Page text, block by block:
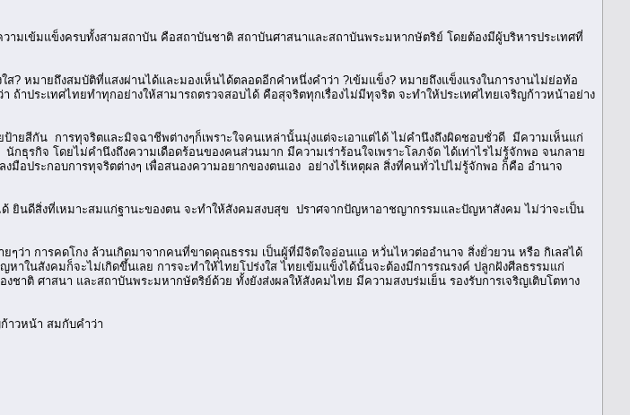
มเข้มแข็งครบทั้งสามสถาบัน คือสถาบันชาติ สถาบันศาสนาและสถาบันพระมหากษัตริย์ โดยต้องมีผู้บริหารประเทศที่
หมายถึงสมบัติที่แสงผ่านได้และมองเห็นได้ตลอดอีกคำหนึ่งคำว่า ?เข้มแข็ง? หมายถึงแข็งแรงในการงานไม่ย่อท้อ
ประเทศไทยทำทุกอย่างให้สามารถตรวจสอบได้ คือสุจริตทุกเรื่องไม่มีทุจริต จะทำให้ประเทศไทยเจริญก้าวหน้าอย่าง
ายสีกัน การทุจริตและมิจฉาชีพต่างๆก็เพราะใจคนเหล่านั้นมุ่งแต่จะเอาแต่ได้ ไม่คำนึงถึงผิดชอบชั่วดี มีความเห็นแก่
ธุรกิจ โดยไม่คำนึงถึงความเดือดร้อนของคนส่วนมาก มีความเร่าร้อนใจเพราะโลภจัด ได้เท่าไรไม่รู้จักพอ จนกลาย
มือประกอบการทุจริตต่างๆ เพื่อสนองความอยากของตนเอง อย่างไร้เหตุผล สิ่งที่คนทั่วไปไม่รู้จักพอ ก็คือ อำนาจ
นดีสิ่งที่เหมาะสมแก่ฐานะของตน จะทำให้สังคมสงบสุข ปราศจากปัญหาอาชญากรรมและปัญหาสังคม ไม่ว่าจะเป็น
ว่า การคดโกง ล้วนเกิดมาจากคนที่ขาดคุณธรรม เป็นผู้ที่มีจิตใจอ่อนแอ หวั่นไหวต่ออำนาจ สิ่งยั่วยวน หรือ กิเลสได้
ในสังคมก็จะไม่เกิดขึ้นเลย การจะทำให้ไทยโปร่งใส ไทยเข้มแข็งได้นั้นจะต้องมีการรณรงค์ ปลูกฝังศีลธรรมแก่
าติ ศาสนา และสถาบันพระมหากษัตริย์ด้วย ทั้งยังส่งผลให้สังคมไทย มีความสงบร่มเย็น รองรับการเจริญเติบโตทาง
าวหน้า สมกับคำว่า